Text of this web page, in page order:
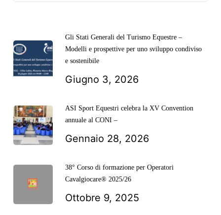
Gli Stati Generali del Turismo Equestre –
Modelli e prospettive per uno sviluppo condiviso
e sostenibile
Giugno 3, 2026
ASI Sport Equestri celebra la XV Convention
annuale al CONI –
Gennaio 28, 2026
38° Corso di formazione per Operatori
Cavalgiocare® 2025/26
Ottobre 9, 2025